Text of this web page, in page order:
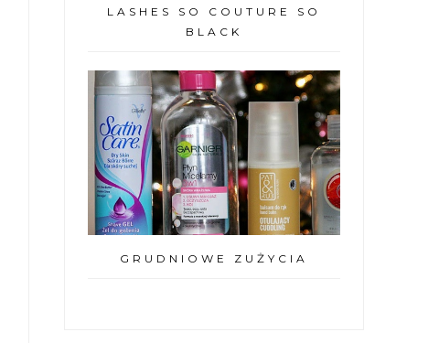
LASHES SO COUTURE SO
BLACK
GRUDNIOWE ZUŻYCIA